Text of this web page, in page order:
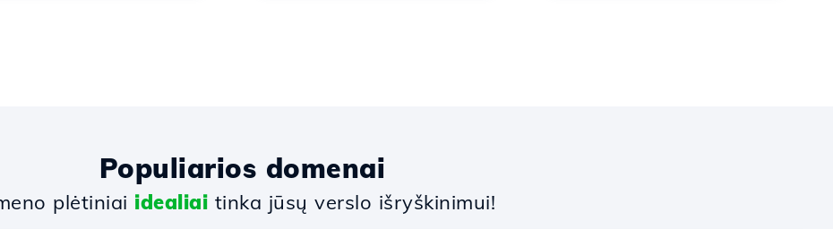
Populiarios domenai
plėtiniai idealiai tinka jūsų verslo išryškinimui!